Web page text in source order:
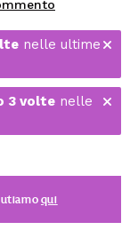
nelle ultime
3 volte nelle
qui